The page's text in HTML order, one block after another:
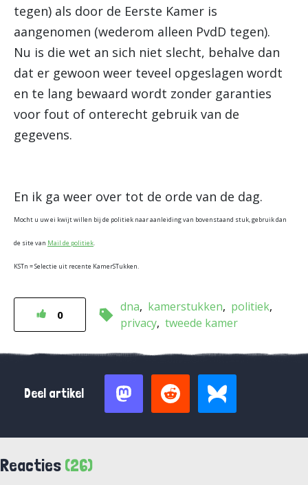
tegen) als door de Eerste Kamer is
aangenomen (wederom alleen PvdD tegen).
Nu is die wet an sich niet slecht, behalve dan
dat er gewoon weer teveel opgeslagen wordt
en te lang bewaard wordt zonder garanties
voor fout of onterecht gebruik van de
gegevens.
En ik ga weer over tot de orde van de dag.
Mocht u uw ei kwijt willen bij de politiek naar aanleiding van bovenstaand stuk, gebruik dan
de site van Mail de politiek.
KSTn = Selectie uit recente KamerSTukken.
0
dna kamerstukken
politiek
privacy tweede kamer
Deel artikel
Reacties (26)